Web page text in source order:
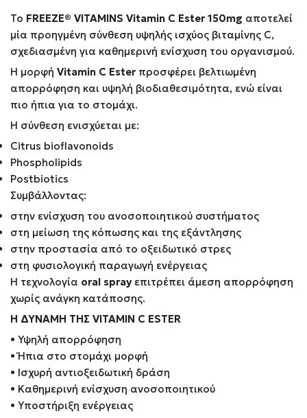
Το FREEZE® VITAMINS Vitamin C Ester 150mg αποτελεί
μία προηγμένη σύνθεση υψηλής ισχύος βιταμίνης C,
σχεδιασμένη για καθημερινή ενίσχυση του οργανισμού.
Η μορφή Vitamin C Esterπροσφέρει βελτιωμένη
απορρόφηση και υψηλή βιοδιαθεσιμότητα, ενώ είναι
πιο ήπια για το στομάχι.
Η σύνθεση ενισχύεται με:
Citrus bioflavonoids
Phospholipids
Postbiotics
Συμβάλλοντας:
στην ενίσχυση του ανοσοποιητικού συστήματος
στη μείωση της κόπωσης και της εξάντλησης
στην προστασία από το οξειδωτικό στρες
στη φυσιολογική παραγωγή ενέργειας
Η τεχνολογία oral sprayεπιτρέπει άμεση απορρόφηση
χωρίς ανάγκη κατάποσης.
Η ΔΥΝΑΜΗ ΤΗΣ VITAMIN C ESTER
• Υψηλή απορρόφηση
• Ήπια στο στομάχι μορφή
• Ισχυρή αντιοξειδωτική δράση
• Καθημερινή ενίσχυση ανοσοποιητικού
• Υποστήριξη ενέργειας